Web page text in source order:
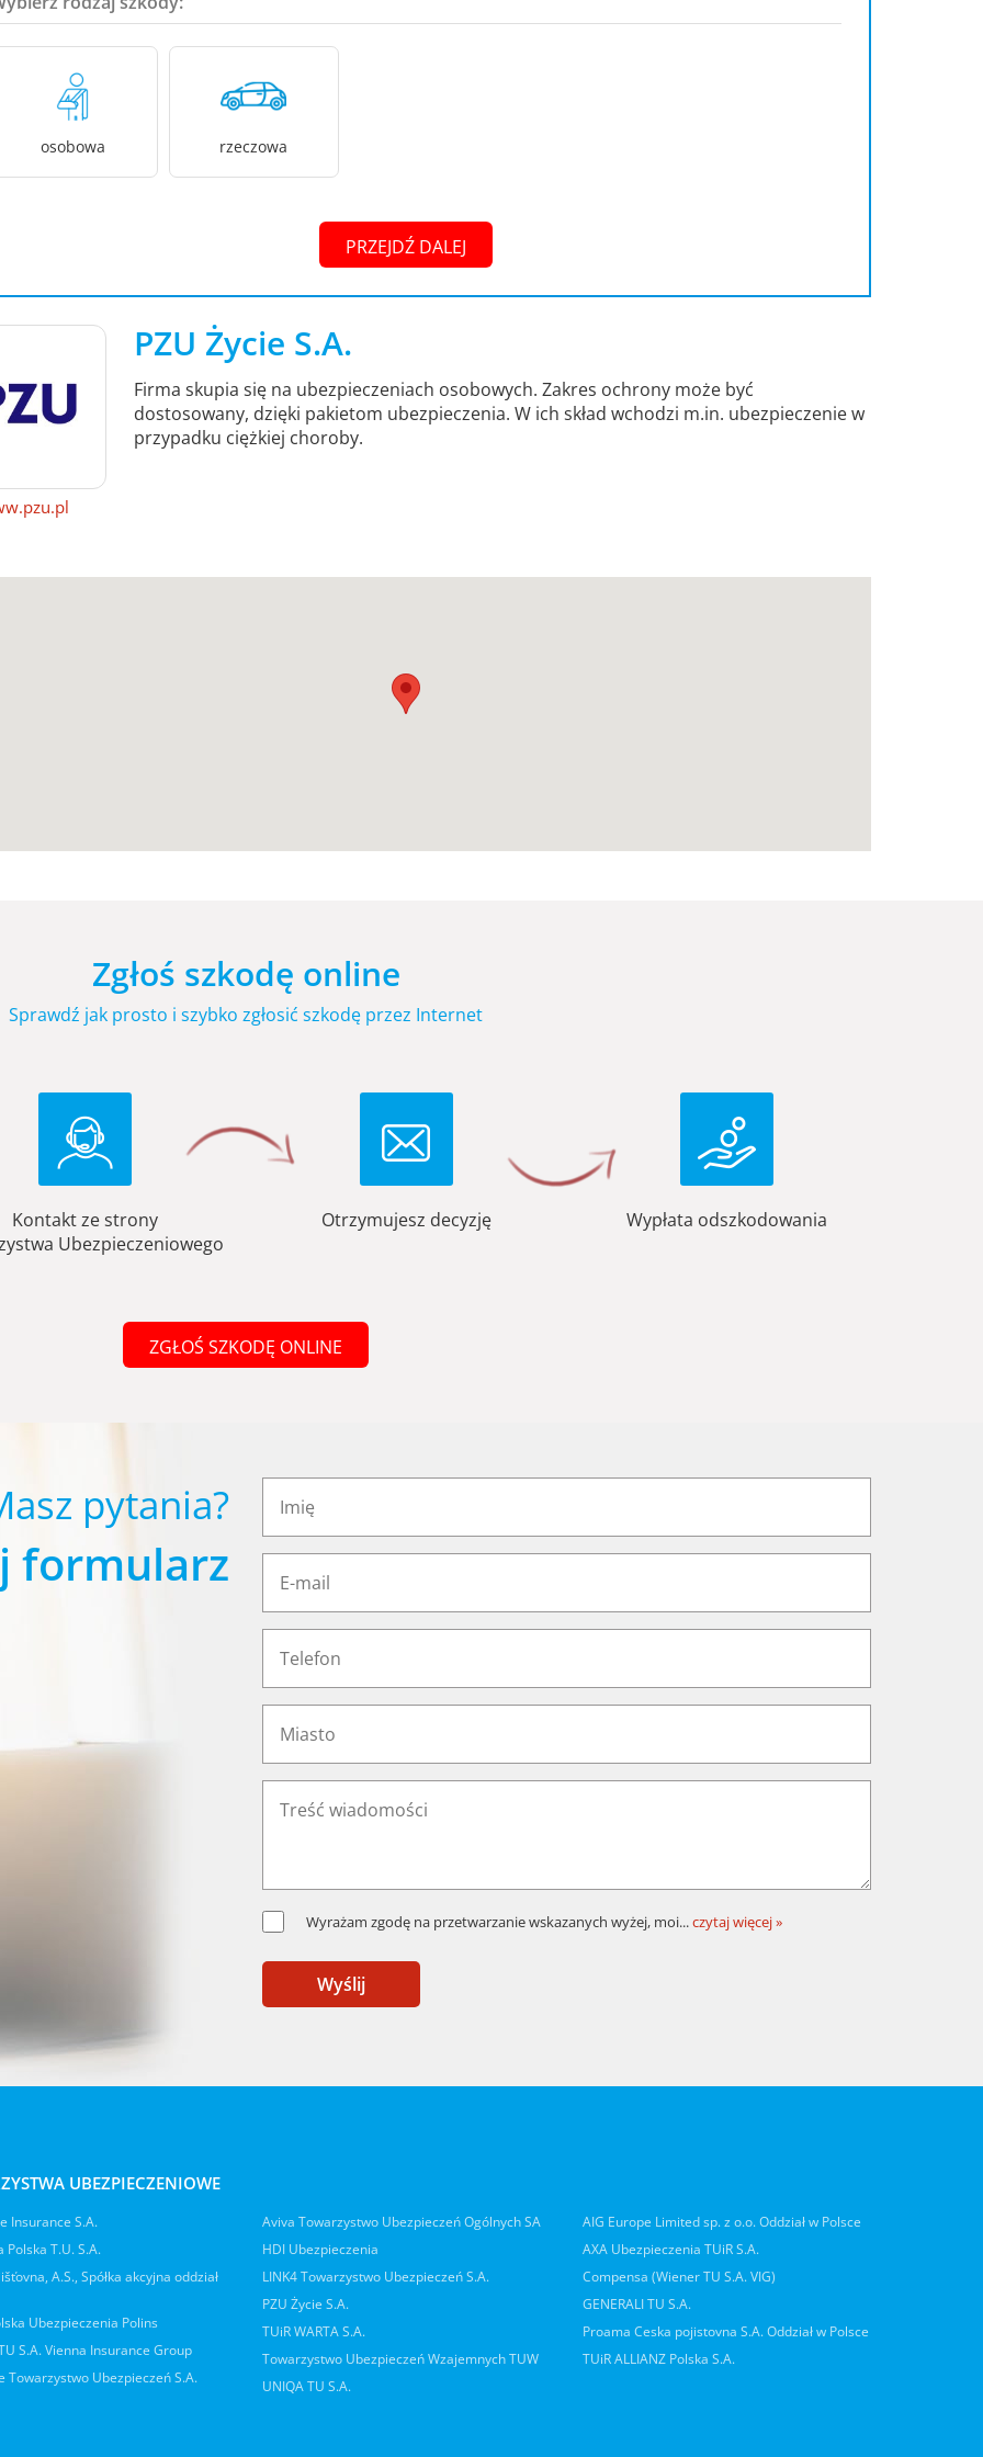
osobowa rzeczowa
PRZEJDŹ DALEJ
PZU Życie S.A.
Firma skupia się na ubezpieczeniach osobowych. Zakres ochrony może być
dostosowany, dzięki pakietom ubezpieczenia. W ich skład wchodzi m.in. ubezpieczenie w
przypadku ciężkiej choroby.
Zgłoś szkodę online
Sprawdź jak prosto i szybko zgłosić szkodę przez Internet
Kontakt ze strony
Ubezpieczeniowego
Otrzymujesz decyzję Wypłata odszkodowania
ZGŁOŚ SZKODĘ ONLINE
pytania?
formularz
Wyrażam zgodę na przetwarzanie wskazanych wyżej, moi...czytaj więcej »
Wyślij
UBEZPIECZENIOWE
Insurance S.A.
Polska T.U. S.A.
A.S., Spółka akcyjna oddział
Ubezpieczenia Polins
S.A. Vienna Insurance Group
Towarzystwo Ubezpieczeń S.A.
Aviva Towarzystwo Ubezpieczeń Ogólnych SA
HDI Ubezpieczenia
LINK4 Towarzystwo Ubezpieczeń S.A.
PZU Życie S.A.
TUiR WARTA S.A.
Towarzystwo Ubezpieczeń Wzajemnych TUW
UNIQA TU S.A.
AIG Europe Limited sp. z o.o. Oddział w Polsce
AXA Ubezpieczenia TUiR S.A.
Compensa (Wiener TU S.A. VIG)
GENERALI TU S.A.
Proama Ceska pojistovna S.A. Oddział w Polsce
TUiR ALLIANZ Polska S.A.